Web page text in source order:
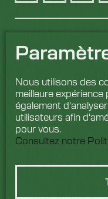
Nous utilisons des
meilleure
également
utilisateurs afin
pour vous.
Consultez notre